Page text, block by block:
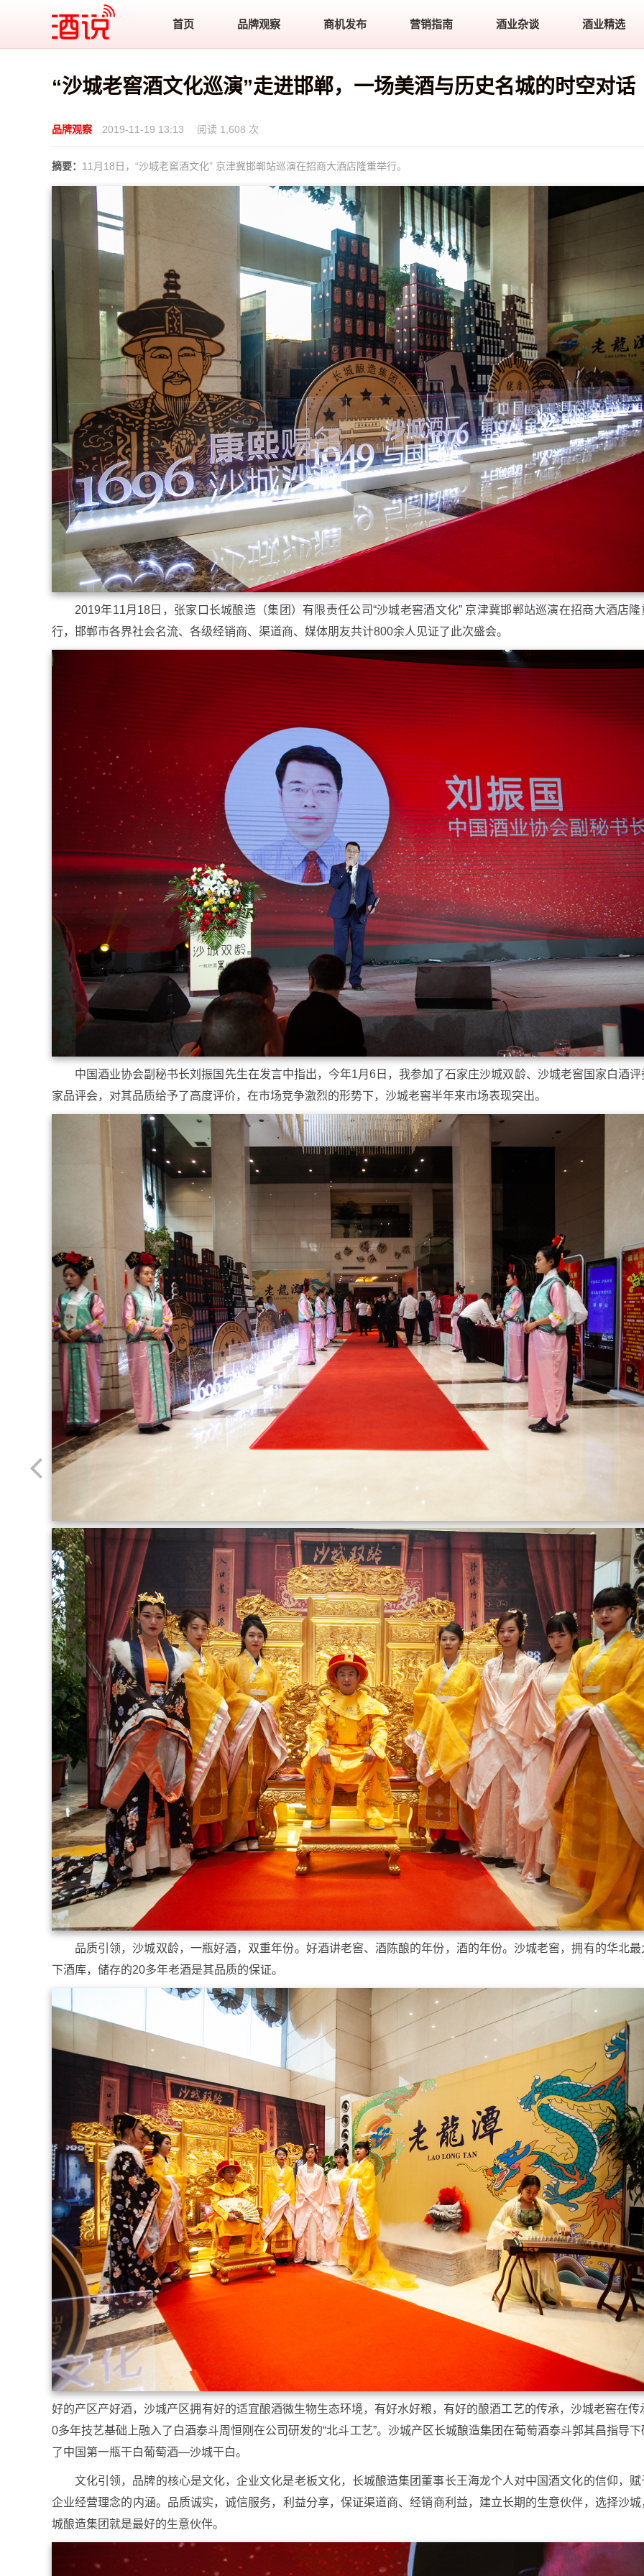
酒说
首页 品牌观察 商机发布 营销指南 酒业杂谈 酒业精选
“沙城老窖酒文化巡演”走进邯郸，一场美酒与历史名城的时空对话
品牌观察 2019-11-19 13:13 阅读 1,608 次
摘要： 11月18日，“沙城老窖酒文化” 京津冀邯郸站巡演在招商大酒店隆重举行。
2019年11月18日，张家口长城酿造（集团）有限责任公司“沙城老窖酒文化” 京津冀邯郸站巡演在招商大酒店隆
行，邯郸市各界社会名流、各级经销商、渠道商、媒体朋友共计800余人见证了此次盛会。
中国酒业协会副秘书长刘振国先生在发言中指出，今年1月6日，我参加了石家庄沙城双龄、沙城老窖国家白酒评
家品评会，对其品质给予了高度评价，在市场竞争激烈的形势下，沙城老窖半年来市场表现突出。
品质引领，沙城双龄，一瓶好酒，双重年份。好酒讲老窖、酒陈酿的年份，酒的年份。沙城老窖，拥有的华北最
下酒库，储存的20多年老酒是其品质的保证。
好的产区产好酒，沙城产区拥有好的适宜酿酒微生物生态环境，有好水好粮，有好的酿酒工艺的传承，沙城老窖在传
0多年技艺基础上融入了白酒泰斗周恒刚在公司研发的“北斗工艺”。沙城产区长城酿造集团在葡萄酒泰斗郭其昌指导下
了中国第一瓶干白葡萄酒—沙城干白。
文化引领，品牌的核心是文化，企业文化是老板文化，长城酿造集团董事长王海龙个人对中国酒文化的信仰，赋
企业经营理念的内涵。品质诚实，诚信服务，利益分享，保证渠道商、经销商利益，建立长期的生意伙伴，选择沙城
城酿造集团就是最好的生意伙伴。